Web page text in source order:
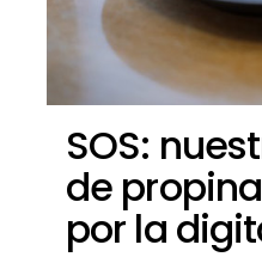
SOS:
de
por la